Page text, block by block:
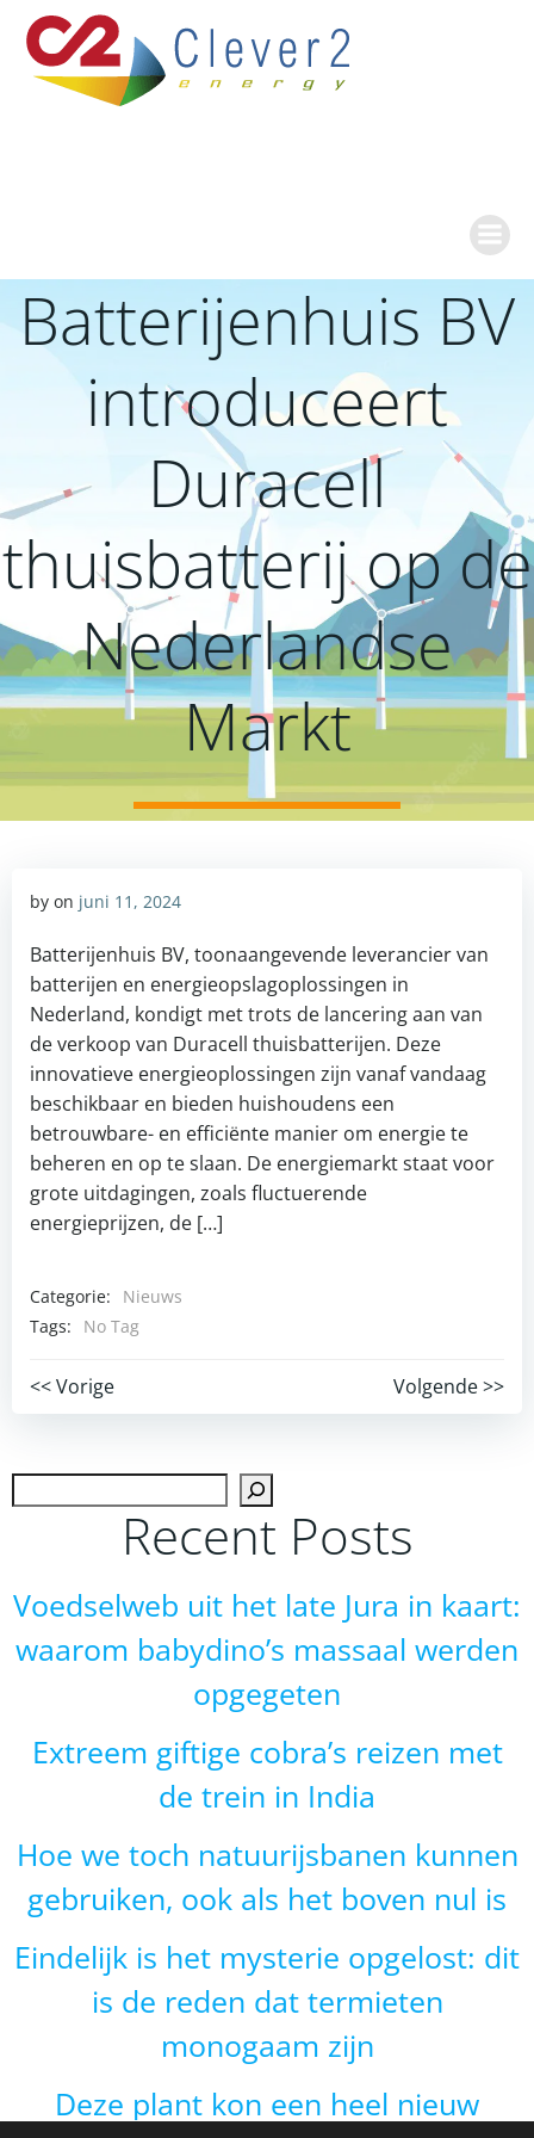
naar
de
inhoud
Batterijenhuis BV
introduceert
Duracell
thuisbatterij op de
Nederlandse
Markt
by on juni 11, 2024
Batterijenhuis BV, toonaangevende leverancier van
batterijen en energieopslagoplossingen in
Nederland, kondigt met trots de lancering aan van
de verkoop van Duracell thuisbatterijen. Deze
innovatieve energieoplossingen zijn vanaf vandaag
beschikbaar en bieden huishoudens een
betrouwbare- en efficiënte manier om energie te
beheren en op te slaan. De energiemarkt staat voor
grote uitdagingen, zoals fluctuerende
energieprijzen, de […]
Categorie:
Nieuws
Tags:
No Tag
Post
navigation
<< Vorige
Post
navigation
Volgende >>
Recent Posts
Voedselweb uit het late Jura in kaart:
waarom babydino’s massaal werden
opgegeten
Extreem giftige cobra’s reizen met
de trein in India
Hoe we toch natuurijsbanen kunnen
gebruiken, ook als het boven nul is
Eindelijk is het mysterie opgelost: dit
is de reden dat termieten
monogaam zijn
Deze plant kon een heel nieuw